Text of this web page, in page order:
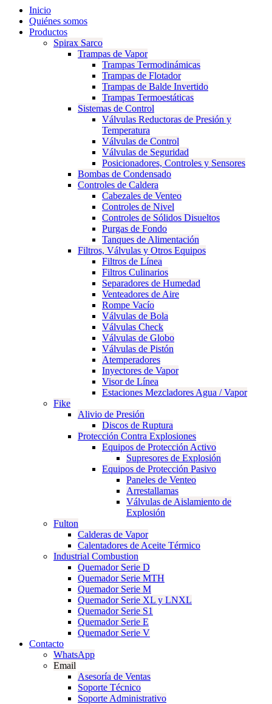
Inicio
Quiénes somos
Productos
Spirax Sarco
Trampas de Vapor
Trampas Termodinámicas
Trampas de Flotador
Trampas de Balde Invertido
Trampas Termoestáticas
Sistemas de Control
Válvulas Reductoras de Presión y
Temperatura
Válvulas de Control
Válvulas de Seguridad
Posicionadores, Controles y Sensores
Bombas de Condensado
Controles de Caldera
Cabezales de Venteo
Controles de Nivel
Controles de Sólidos Disueltos
Purgas de Fondo
Tanques de Alimentación
Filtros, Válvulas y Otros Equipos
Filtros de Línea
Filtros Culinarios
Separadores de Humedad
Venteadores de Aire
Rompe Vacío
Válvulas de Bola
Válvulas Check
Válvulas de Globo
Válvulas de Pistón
Atemperadores
Inyectores de Vapor
Visor de Línea
Estaciones Mezcladores Agua / Vapor
Fike
Alivio de Presión
Discos de Ruptura
Protección Contra Explosiones
Equipos de Protección Activo
Supresores de Explosión
Equipos de Protección Pasivo
Paneles de Venteo
Arrestallamas
Válvulas de Aislamiento de
Explosión
Fulton
Calderas de Vapor
Calentadores de Aceite Térmico
Industrial Combustion
Quemador Serie D
Quemador Serie MTH
Quemador Serie M
Quemador Serie XL y LNXL
Quemador Serie S1
Quemador Serie E
Quemador Serie V
Contacto
WhatsApp
Email
Asesoría de Ventas
Soporte Técnico
Soporte Administrativo